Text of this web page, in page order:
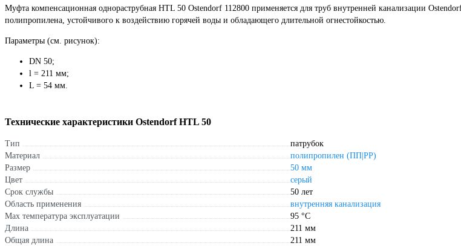
Муфта компенсационная однораструбная HTL 50 Ostendorf 112800 применяется для труб внутренней канализации
полипропилена, устойчивого к воздействию горячей воды и обладающего длительной огнестойкостью.
Параметры (см. рисунок):
DN 50;
l = 211 мм;
L = 54 мм.
Технические характеристики Ostendorf HTL 50
Тип
патрубок
Материал
полипропилен (ПП|PP)
Размер
50 мм
Цвет
серый
Срок службы
50 лет
Область применения
внутренняя канализация
Max температура эксплуатации
95 °С
Длина
211 мм
Общая длина
211 мм